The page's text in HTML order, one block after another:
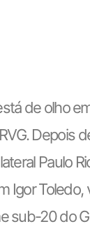
de olho
Depois
Paulo
Igor Toledo,
sub-20 do